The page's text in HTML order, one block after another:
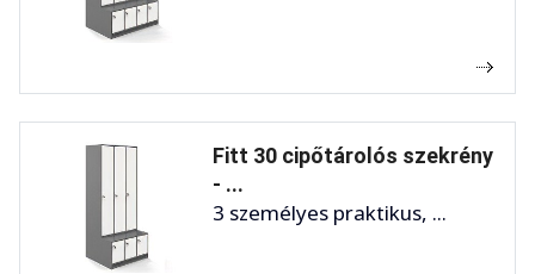
Fitt 30 cipőtárolós szekrény
- ...
3 személyes praktikus, ...